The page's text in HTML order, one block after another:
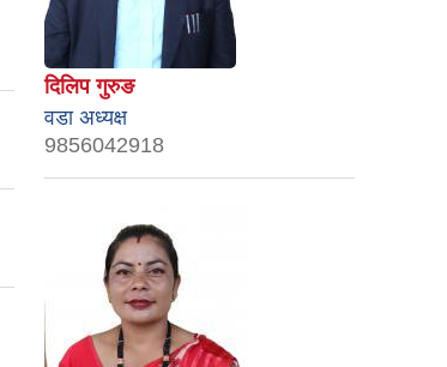
दिलिप गुरुङ
वडा अध्यक्ष
9856042918